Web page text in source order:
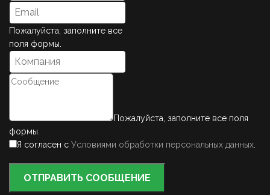
Пожалуйста, заполните все
поля формы.
Пожалуйста, заполните все поля
формы.
Я согласен с Условиями обработки персональных данных
ОТПРАВИТЬ СООБЩЕНИЕ